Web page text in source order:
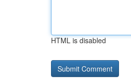
HTML is disabled